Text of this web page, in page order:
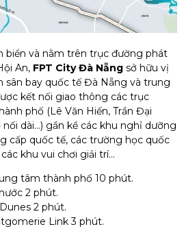
biển và nằm trên trục đường phát
An, FPT City Đà Nẵng sở hữu vị
sân bay quốc tế Đà Nẵng và trung
kết nối giao thông các trục
phố (Lê Văn Hiến, Trần Đại
dài…) gần kề các khu nghỉ dưỡng
cấp quốc tế, các trường học quốc
khu vui chơi giải trí…
tâm thành phố 10 phút.
2 phút.
2 phút.
Link 3 phút.